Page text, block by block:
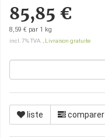
85,85 €
8,59 € par 1 kg
incl. 7% TVA. , Livraison gratuite
liste comparer